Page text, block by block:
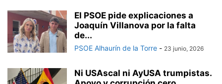
El PSOE pide explicaciones a
Joaquín Villanova por la falta
de...
PSOE Alhaurín de la Torre - 23 junio, 2026
Ni USAscal ni AyUSA trumpistas.